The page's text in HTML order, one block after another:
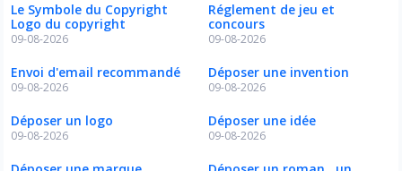
Le Symbole du Copyright
Logo du copyright
09-08-2026
Réglement de jeu et
concours
09-08-2026
Envoi d'email recommandé
09-08-2026
Déposer une invention
09-08-2026
Déposer un logo
09-08-2026
Déposer une idée
09-08-2026